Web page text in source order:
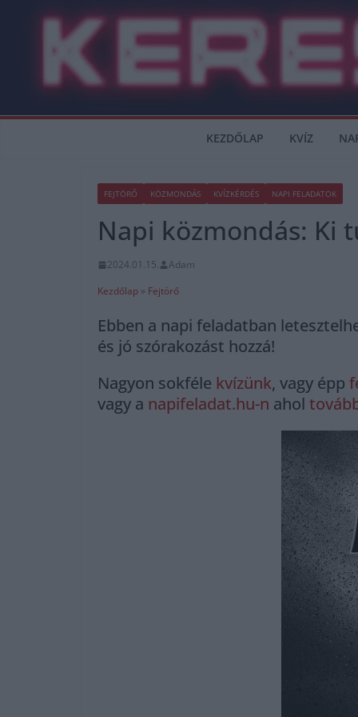
KEZDŐLAP KVÍZ
FEJTÖRŐ KÖZMONDÁS KVÍZKÉRDÉS NAPI FELADATOK
Napi közmondás: Ki
2024.01.15.
Adam
Kezdőlap » Fejtörő
Ebben a napi feladatban
és jó szórakozást hozzá!
Nagyon sokféle kvízünk, vagy épp
vagy a napifeladat.hu-n ahol